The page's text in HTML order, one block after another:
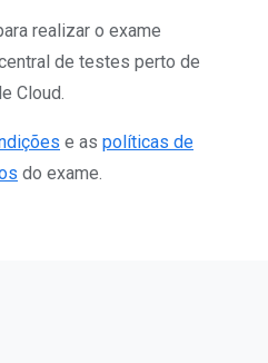
realizar o exame
de testes perto de
Cloud.
e as políticas de
do exame.